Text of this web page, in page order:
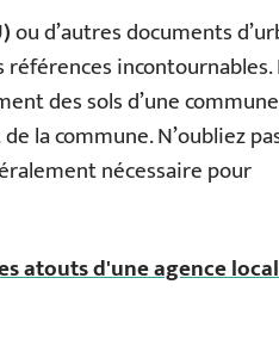
ou d’autres documents
références incontournables.
des sols d’une
la commune. N’oubliez
nécessaire pour
atouts d'une agence